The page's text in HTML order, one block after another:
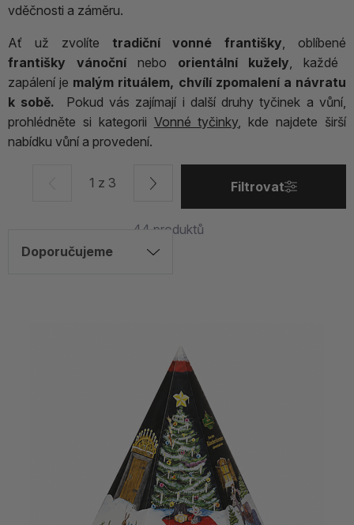
vděčnosti a záměru.
Ať už zvolíte tradiční vonné františky, oblíbené
františky vánočnínebo orientální kužely, každé
zapálení je malým rituálem, chvílí zpomalení a návratu
k sobě. Pokud vás zajímají i další druhy tyčinek a vůní,
prohlédněte si kategorii Vonné tyčinky, kde najdete širší
nabídku vůní a provedení.
44 produktů
1 z 3 Filtrovat